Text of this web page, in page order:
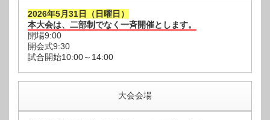
2026年5月31日（日曜日）
本大会は、二部制でなく一斉開催とします。
開場9:00
開会式9:30
試合開始10:00～14:00
大会会場